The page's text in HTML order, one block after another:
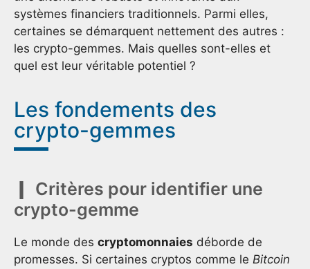
systèmes financiers traditionnels. Parmi elles,
certaines se démarquent nettement des autres :
les crypto-gemmes. Mais quelles sont-elles et
quel est leur véritable potentiel ?
Les fondements des
crypto-gemmes
Critères pour identifier une
crypto-gemme
Le monde des cryptomonnaies déborde de
promesses. Si certaines cryptos comme le Bitcoin